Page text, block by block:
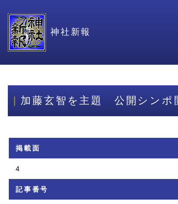
神社新報
加藤玄智を主題 公開シンポ
掲載面
4
記事番号